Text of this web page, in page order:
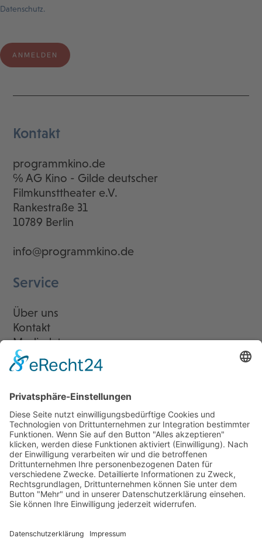
Datenschutz.
Kontakt
programmkino.de
℅ AG Kino - Gilde deutscher
Filmkunsttheater e.V.
Rankestraße 31
10789 Berlin
info@programmkino.de
Service
Über uns
Kontakt
Mediadaten
Newsletter
LogIn
Legal
Impressum
Datenschutzerklärung
Cookie-Einstellungen